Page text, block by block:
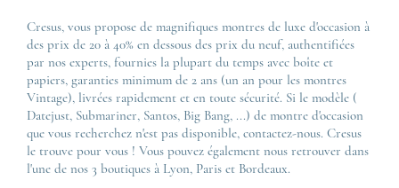
Cresus, vous propose de magnifiques montres de luxe d'occasion à
des prix de 20 à 40% en dessous des prix du neuf, authentifiées
par nos experts, fournies la plupart du temps avec boîte et
papiers, garanties minimum de 2 ans (un an pour les montres
Vintage), livrées rapidement et en toute sécurité. Si le modèle (
Datejust, Submariner, Santos, Big Bang, ...) de montre d'occasion
que vous recherchez n'est pas disponible, contactez-nous. Cresus
le trouve pour vous ! Vous pouvez également nous retrouver dans
l'une de nos 3 boutiques à Lyon, Paris et Bordeaux.